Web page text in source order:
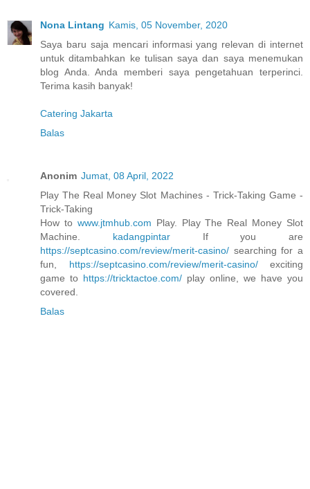
Nona Lintang Kamis, 05 November, 2020
Saya baru saja mencari informasi yang relevan di internet
untuk ditambahkan ke tulisan saya dan saya menemukan
blog Anda. Anda memberi saya pengetahuan terperinci.
Terima kasih banyak!
Catering Jakarta
Balas
Anonim Jumat, 08 April, 2022
Play The Real Money Slot Machines - Trick-Taking Game -
Trick-Taking
How to www.jtmhub.com Play. Play The Real Money Slot
Machine. kadangpintarIf you are
https://septcasino.com/review/merit-casino/ searching for a
fun, https://septcasino.com/review/merit-casino/exciting
game to https://tricktactoe.com/ play online, we have you
covered.
Balas